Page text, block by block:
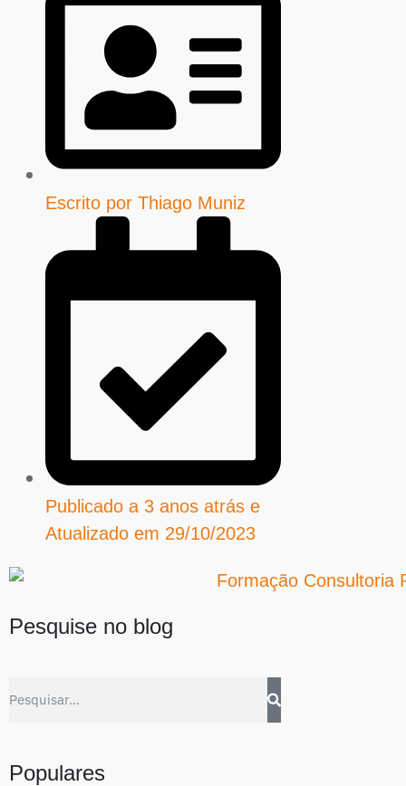
Escrito por Thiago Muniz
Publicado a 3 anos atrás e
Atualizado em 29/10/2023
Pesquise no blog
Populares